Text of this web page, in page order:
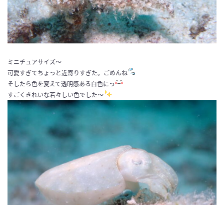
ミニチュアサイズ〜
可愛すぎてちょっと近寄りすぎた。ごめんね
そしたら色を変えて透明感ある白色にっ
すごくきれいな若々しい色でした〜